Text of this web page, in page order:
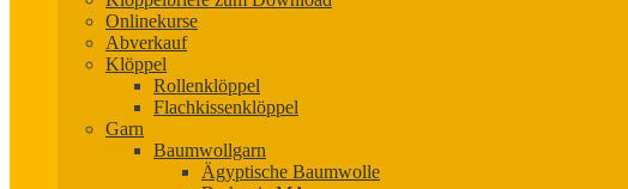
Onlinekurse
Abverkauf
Klöppel
Rollenklöppel
Flachkissenklöppel
Garn
Baumwollgarn
Ägyptische Baumwolle